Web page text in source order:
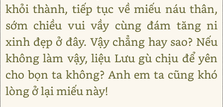
khỏi thành, tiếp tục về miếu náu thân,
sớm chiều vui vầy cùng đám tăng ni
xinh đẹp ở đây. Vậy chẳng hay sao? Nếu
không làm vậy, liệu Lưu gù chịu để yên
cho bọn ta không? Anh em ta cũng khó
lòng ở lại miếu này!